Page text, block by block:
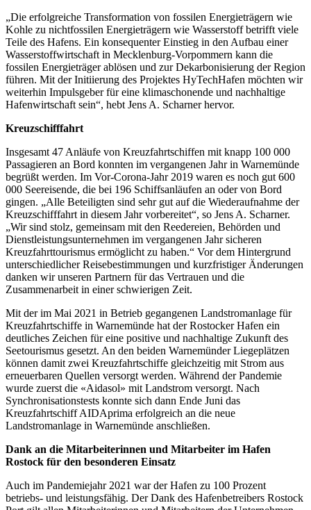
„Die erfolgreiche Transformation von fossilen Energieträgern wie
Kohle zu nichtfossilen Energieträgern wie Wasserstoff betrifft viele
Teile des Hafens. Ein konsequenter Einstieg in den Aufbau einer
Wasserstoffwirtschaft in Mecklenburg-Vorpommern kann die
fossilen Energieträger ablösen und zur Dekarbonisierung der Region
führen. Mit der Initiierung des Projektes HyTechHafen möchten wir
weiterhin Impulsgeber für eine klimaschonende und nachhaltige
Hafenwirtschaft sein“, hebt Jens A. Scharner hervor.
Kreuzschifffahrt
Insgesamt 47 Anläufe von Kreuzfahrtschiffen mit knapp 100 000
Passagieren an Bord konnten im vergangenen Jahr in Warnemünde
begrüßt werden. Im Vor-Corona-Jahr 2019 waren es noch gut 600
000 Seereisende, die bei 196 Schiffsanläufen an oder von Bord
gingen. „Alle Beteiligten sind sehr gut auf die Wiederaufnahme der
Kreuzschifffahrt in diesem Jahr vorbereitet“, so Jens A. Scharner.
„Wir sind stolz, gemeinsam mit den Reedereien, Behörden und
Dienstleistungsunternehmen im vergangenen Jahr sicheren
Kreuzfahrttourismus ermöglicht zu haben.“ Vor dem Hintergrund
unterschiedlicher Reisebestimmungen und kurzfristiger Änderungen
danken wir unseren Partnern für das Vertrauen und die
Zusammenarbeit in einer schwierigen Zeit.
Mit der im Mai 2021 in Betrieb gegangenen Landstromanlage für
Kreuzfahrtschiffe in Warnemünde hat der Rostocker Hafen ein
deutliches Zeichen für eine positive und nachhaltige Zukunft des
Seetourismus gesetzt. An den beiden Warnemünder Liegeplätzen
können damit zwei Kreuzfahrtschiffe gleichzeitig mit Strom aus
erneuerbaren Quellen versorgt werden. Während der Pandemie
wurde zuerst die «Aidasol» mit Landstrom versorgt. Nach
Synchronisationstests konnte sich dann Ende Juni das
Kreuzfahrtschiff AIDAprima erfolgreich an die neue
Landstromanlage in Warnemünde anschließen.
Dank an die Mitarbeiterinnen und Mitarbeiter im Hafen
Rostock für den besonderen Einsatz
Auch im Pandemiejahr 2021 war der Hafen zu 100 Prozent
betriebs- und leistungsfähig. Der Dank des Hafenbetreibers Rostock